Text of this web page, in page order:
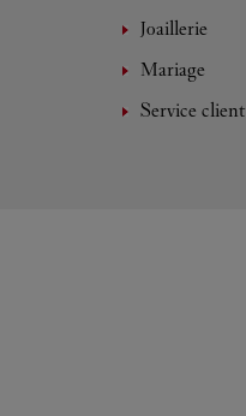
Joaillerie
Mariage
Service client